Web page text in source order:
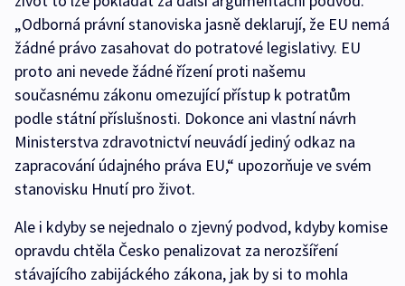
„Odborná právní stanoviska jasně deklarují, že EU nemá
žádné právo zasahovat do potratové legislativy. EU
proto ani nevede žádné řízení proti našemu
současnému zákonu omezující přístup k potratům
podle státní příslušnosti. Dokonce ani vlastní návrh
Ministerstva zdravotnictví neuvádí jediný odkaz na
zapracování údajného práva EU,“ upozorňuje ve svém
stanovisku Hnutí pro život.
Ale i kdyby se nejednalo o zjevný podvod, kdyby komise
opravdu chtěla Česko penalizovat za nerozšíření
stávajícího zabijáckého zákona, jak by si to mohla